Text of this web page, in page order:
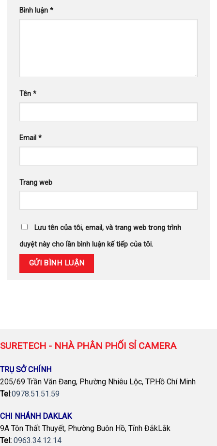
Bình luận *
Tên *
Email *
Trang web
Lưu tên của tôi, email, và trang web trong trình
duyệt này cho lần bình luận kế tiếp của tôi.
SURETECH - NHÀ PHÂN PHỐI SỈ CAMERA
TRỤ SỞ CHÍNH
205/69 Trần Văn Đang, Phường Nhiêu Lộc, TP.Hồ Chí Minh
Tel:0978.51.51.59
CHI NHÁNH DAKLAK
9A Tôn Thất Thuyết, Phường Buôn Hồ, Tỉnh ĐắkLắk
Tel: 0963.34.12.14